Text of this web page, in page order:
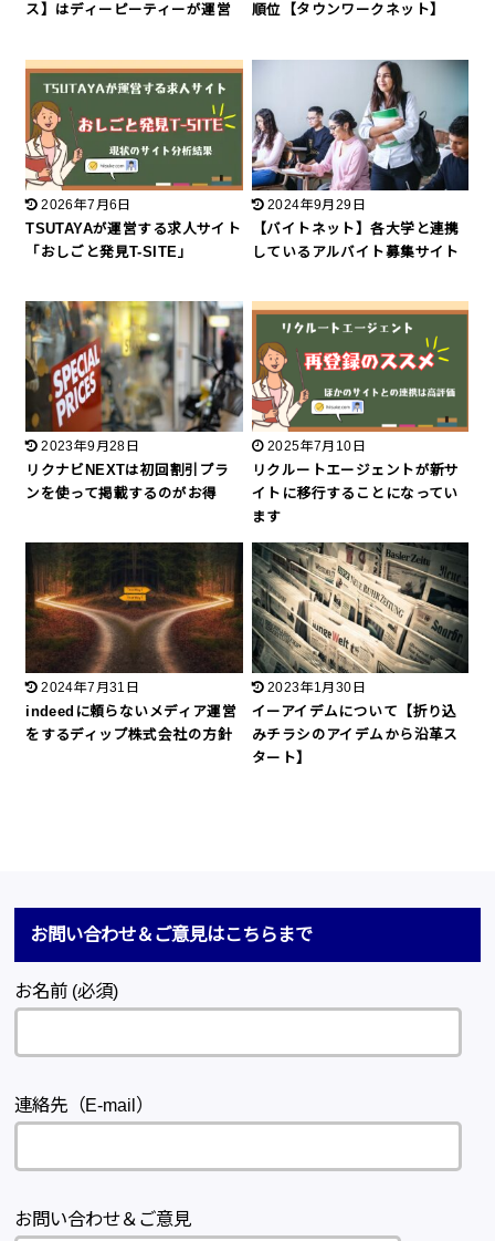
ス】はディーピーティーが運営
順位【タウンワークネット】
2026年7月6日
TSUTAYAが運営する求人サイト
「おしごと発見T-SITE」
2024年9月29日
【バイトネット】各大学と連携
しているアルバイト募集サイト
2023年9月28日
リクナビNEXTは初回割引プラ
ンを使って掲載するのがお得
2025年7月10日
リクルートエージェントが新サ
イトに移行することになってい
ます
2024年7月31日
indeedに頼らないメディア運営
をするディップ株式会社の方針
2023年1月30日
イーアイデムについて【折り込
みチラシのアイデムから沿革ス
タート】
お問い合わせ＆ご意見はこちらまで
お名前 (必須)
連絡先（E-mail）
お問い合わせ＆ご意見